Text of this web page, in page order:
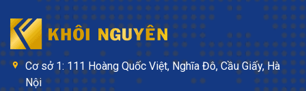
Cơ sở 1: 111 Hoàng Quốc Việt, Nghĩa Đô, Cầu Giấy, Hà
Nội